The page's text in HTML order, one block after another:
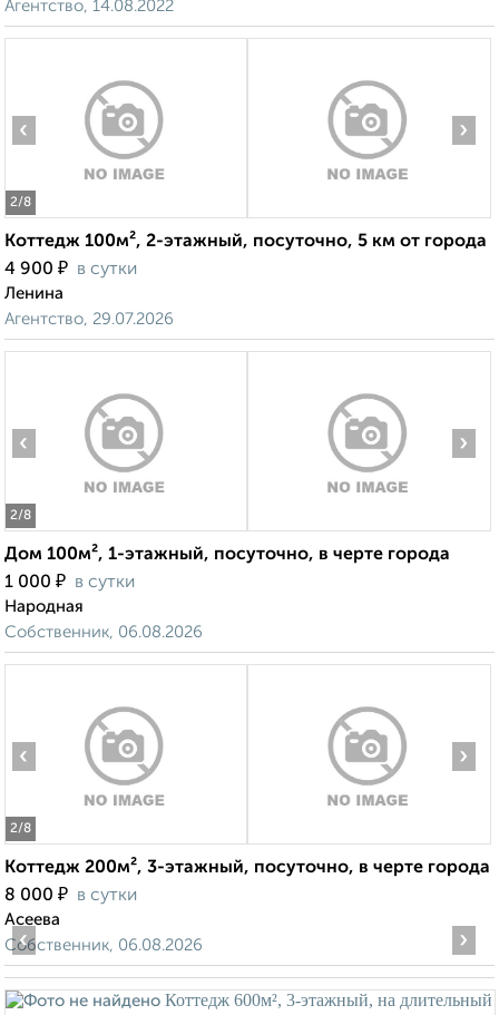
Агентство, 14.08.2022
2/8
‹ ›
Коттедж 100м², 2-этажный, посуточно, 5 км от города
4 900 ₽ в сутки
Ленина
Агентство, 29.07.2026
2/8
‹ ›
Дом 100м², 1-этажный, посуточно, в черте города
1 000 ₽ в сутки
Народная
Собственник, 06.08.2026
2/8
‹ ›
Коттедж 200м², 3-этажный, посуточно, в черте города
8 000 ₽ в сутки
Асеева
Собственник, 06.08.2026
‹ ›